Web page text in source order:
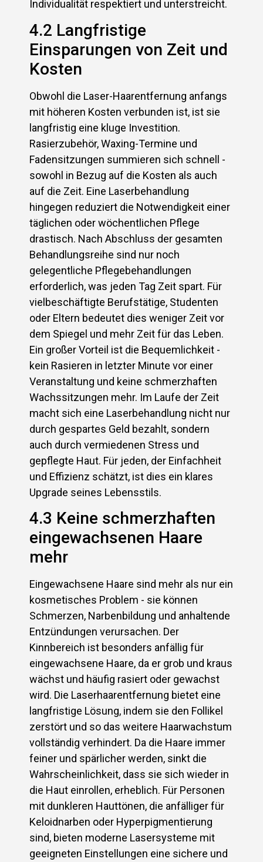
Individualität respektiert und unterstreicht.
4.2 Langfristige
Einsparungen von Zeit und
Kosten
Obwohl die Laser-Haarentfernung anfangs
mit höheren Kosten verbunden ist, ist sie
langfristig eine kluge Investition.
Rasierzubehör, Waxing-Termine und
Fadensitzungen summieren sich schnell -
sowohl in Bezug auf die Kosten als auch
auf die Zeit. Eine Laserbehandlung
hingegen reduziert die Notwendigkeit einer
täglichen oder wöchentlichen Pflege
drastisch. Nach Abschluss der gesamten
Behandlungsreihe sind nur noch
gelegentliche Pflegebehandlungen
erforderlich, was jeden Tag Zeit spart. Für
vielbeschäftigte Berufstätige, Studenten
oder Eltern bedeutet dies weniger Zeit vor
dem Spiegel und mehr Zeit für das Leben.
Ein großer Vorteil ist die Bequemlichkeit -
kein Rasieren in letzter Minute vor einer
Veranstaltung und keine schmerzhaften
Wachssitzungen mehr. Im Laufe der Zeit
macht sich eine Laserbehandlung nicht nur
durch gespartes Geld bezahlt, sondern
auch durch vermiedenen Stress und
gepflegte Haut. Für jeden, der Einfachheit
und Effizienz schätzt, ist dies ein klares
Upgrade seines Lebensstils.
4.3 Keine schmerzhaften
eingewachsenen Haare
mehr
Eingewachsene Haare sind mehr als nur ein
kosmetisches Problem - sie können
Schmerzen, Narbenbildung und anhaltende
Entzündungen verursachen. Der
Kinnbereich ist besonders anfällig für
eingewachsene Haare, da er grob und kraus
wächst und häufig rasiert oder gewachst
wird. Die Laserhaarentfernung bietet eine
langfristige Lösung, indem sie den Follikel
zerstört und so das weitere Haarwachstum
vollständig verhindert. Da die Haare immer
feiner und spärlicher werden, sinkt die
Wahrscheinlichkeit, dass sie sich wieder in
die Haut einrollen, erheblich. Für Personen
mit dunkleren Hauttönen, die anfälliger für
Keloidnarben oder Hyperpigmentierung
sind, bieten moderne Lasersysteme mit
geeigneten Einstellungen eine sichere und